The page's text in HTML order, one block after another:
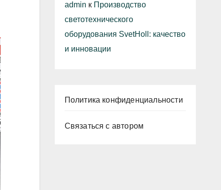
admin к Производство
светотехнического
оборудования SvetHoll: качество
и инновации
Политика конфиденциальности
Связаться с автором